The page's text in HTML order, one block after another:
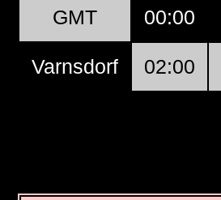
GMT 00:00
Varnsdorf 02:00